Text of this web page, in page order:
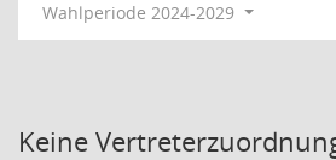
Wahlperiode 2024-2029
Keine